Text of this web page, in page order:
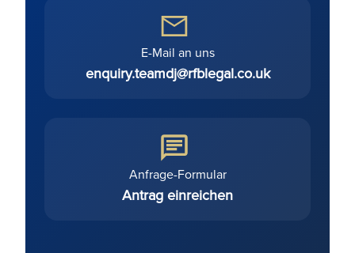
E-Mail an uns
enquiry.teamdj@rfblegal.co.uk
Anfrage-Formular
Antrag einreichen